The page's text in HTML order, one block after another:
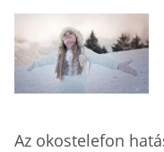
Az okostelefon